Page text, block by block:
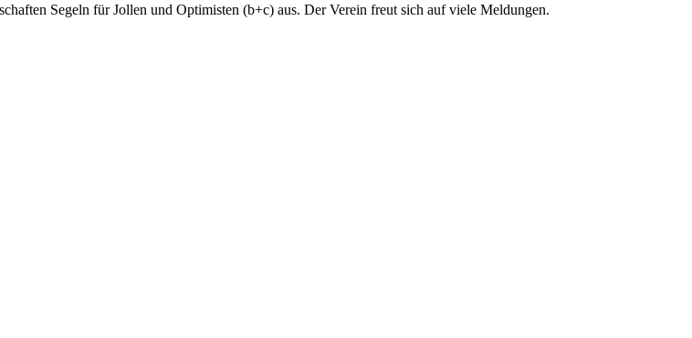
Segeln für Jollen und Optimisten (b+c) aus. Der Verein freut sich auf viele Meldungen.